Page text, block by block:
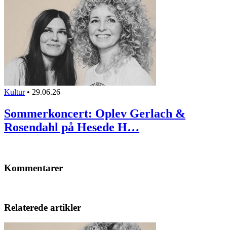
Kultur • 29.06.26
Sommerkoncert: Oplev Gerlach &
Rosendahl på Hesede H…
Kommentarer
Relaterede artikler